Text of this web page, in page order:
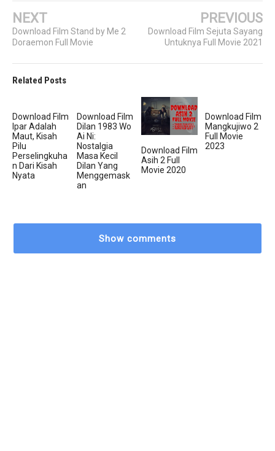
NEXT
Download Film Stand by Me 2
Doraemon Full Movie
PREVIOUS
Download Film Sejuta Sayang
Untuknya Full Movie 2021
Related Posts
Download Film
Ipar Adalah
Maut, Kisah
Pilu
Perselingkuha
N Dari Kisah
Nyata
Download Film
Dilan 1983 Wo
Ai Ni:
Nostalgia
Masa Kecil
Dilan Yang
Menggemask
An
Download Film
Asih 2 Full
Movie 2020
Download Film
Mangkujiwo 2
Full Movie
2023
Show comments